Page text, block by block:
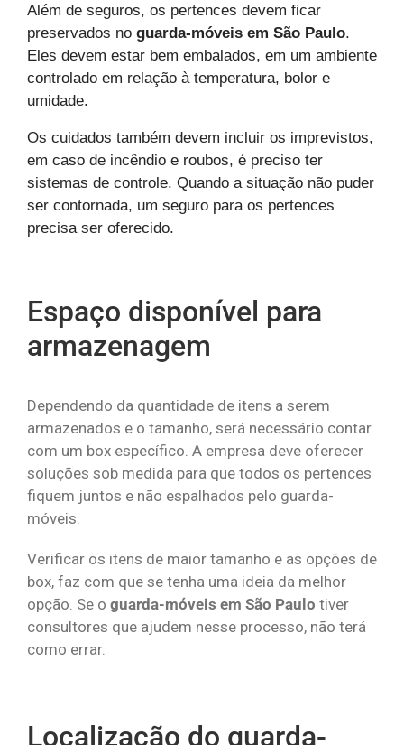
Além de seguros, os pertences devem ficar
preservados no guarda-móveis em São Paulo.
Eles devem estar bem embalados, em um ambiente
controlado em relação à temperatura, bolor e
umidade.
Os cuidados também devem incluir os imprevistos,
em caso de incêndio e roubos, é preciso ter
sistemas de controle. Quando a situação não puder
ser contornada, um seguro para os pertences
precisa ser oferecido.
Espaço disponível para
armazenagem
Dependendo da quantidade de itens a serem
armazenados e o tamanho, será necessário contar
com um box específico. A empresa deve oferecer
soluções sob medida para que todos os pertences
fiquem juntos e não espalhados pelo guarda-
móveis.
Verificar os itens de maior tamanho e as opções de
box, faz com que se tenha uma ideia da melhor
opção. Se o guarda-móveis em São Paulo tiver
consultores que ajudem nesse processo, não terá
como errar.
Localização do guarda-